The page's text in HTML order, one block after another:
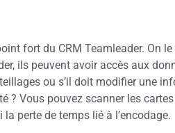
fort du CRM Teamleader. On
ils peuvent avoir accès aux
ou s’il doit modifier une
Vous pouvez scanner les
perte de temps lié à l’encodage.